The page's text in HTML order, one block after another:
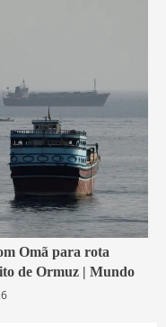
Omã para rota
de Ormuz | Mundo